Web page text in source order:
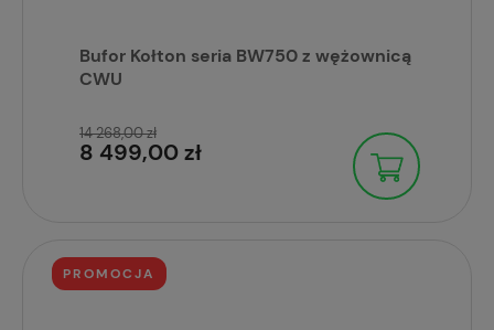
Bufor Kołton seria BW750 z wężownicą
CWU
8 499,00 zł
14 268,00 zł
PROMOCJA